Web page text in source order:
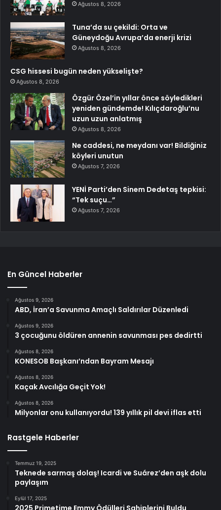
Ağustos 8, 2026
Tuna’da su çekildi: Orta ve
Güneydoğu Avrupa’da enerji krizi
Ağustos 8, 2026
CSG hissesi bugün neden yükselişte?
Ağustos 8, 2026
Özgür Özel’in yıllar önce söyledikleri
yeniden gündemde! Kılıçdaroğlu’nu
uzun uzun anlatmış
Ağustos 8, 2026
Ne caddesi, ne meydanı var! Bildiğiniz
köyleri unutun
Ağustos 7, 2026
YENİ Parti’den Sinem Dedetaş tepkisi:
“Tek suçu…”
Ağustos 7, 2026
En Güncel Haberler
Ağustos 9, 2026
ABD, İran’a Savunma Amaçlı Saldırılar Düzenledi
Ağustos 9, 2026
3 çocuğunu öldüren annenin savunması pes dedirtti
Ağustos 8, 2026
KONESOB Başkanı’ndan Bayram Mesajı
Ağustos 8, 2026
Kaçak Avcılığa Geçit Yok!
Ağustos 8, 2026
Milyonlar onu kullanıyordu! 139 yıllık pil devi iflas etti
Rastgele Haberler
Temmuz 19, 2025
Teknede sarmaş dolaş! Icardi ve Suárez’den aşk dolu
paylaşım
Eylül 17, 2025